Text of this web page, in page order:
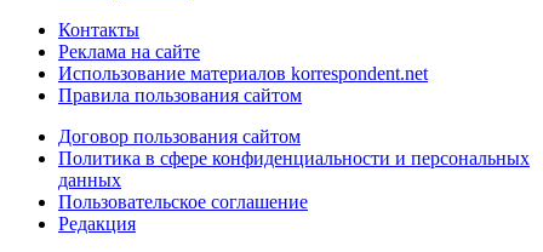
Контакты
Реклама на сайте
Использование материалов korrespondent.net
Правила пользования сайтом
Договор пользования сайтом
Политика в сфере конфиденциальности и персональных
данных
Пользовательское соглашение
Редакция